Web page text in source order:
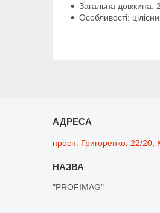
Загальна довжина:
Особливості:
просп. Григоренко, 22/20,
"PROFIMAG"